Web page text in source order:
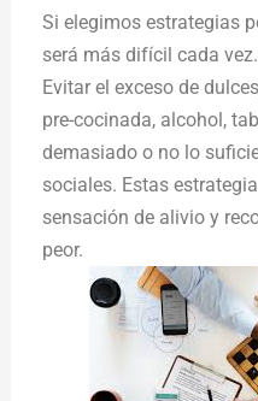
Si elegimos estrategias
será más difícil cada vez.
Evitar el exceso de
pre-cocinada, alcohol,
demasiado o no lo
sociales. Estas
sensación de alivio y
peor.